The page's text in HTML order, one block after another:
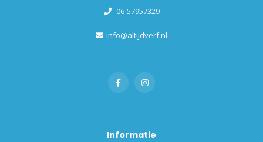
06-57957329
info@altijdverf.nl
Informatie